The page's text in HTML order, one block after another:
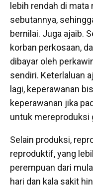
lebih rendah di
sebutannya,
bernilai. Juga ajaib.
korban perkosaan,
dibayar oleh
sendiri. Keterlaluan
lagi, keperawanan
keperawanan jika
untuk mereproduksi
Selain produksi,
reproduktif, yang
perempuan dari
hari dan kala sakit